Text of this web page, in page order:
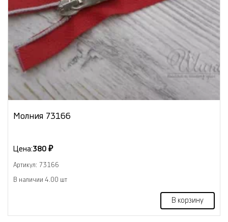
Молния 73166
Цена:380 ₽
Артикул: 73166
В наличии 4.00 шт
В корзину